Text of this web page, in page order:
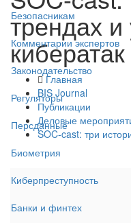
Безопасникам
Комментарии экспертов
Законодательство
Регуляторы
Персданные
Биометрия
Киберпреступность
Банки и финтех
трендах и
кибератак
Главная
BIS Journal
Публикации
Деловые
SOC-cast: три